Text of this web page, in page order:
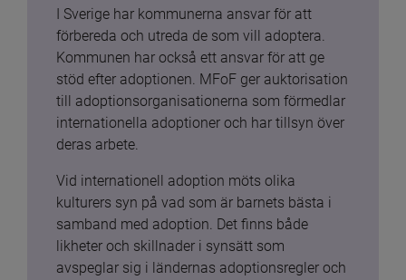
I Sverige har kommunerna ansvar för att
förbereda och utreda de som vill adoptera.
Kommunen har också ett ansvar för att ge
stöd efter adoptionen. MFoF ger auktorisation
till adoptionsorganisationerna som förmedlar
internationella adoptioner och har tillsyn över
deras arbete.
Vid internationell adoption möts olika
kulturers syn på vad som är barnets bästa i
samband med adoption. Det finns både
likheter och skillnader i synsätt som
avspeglar sig i ländernas adoptionsregler och